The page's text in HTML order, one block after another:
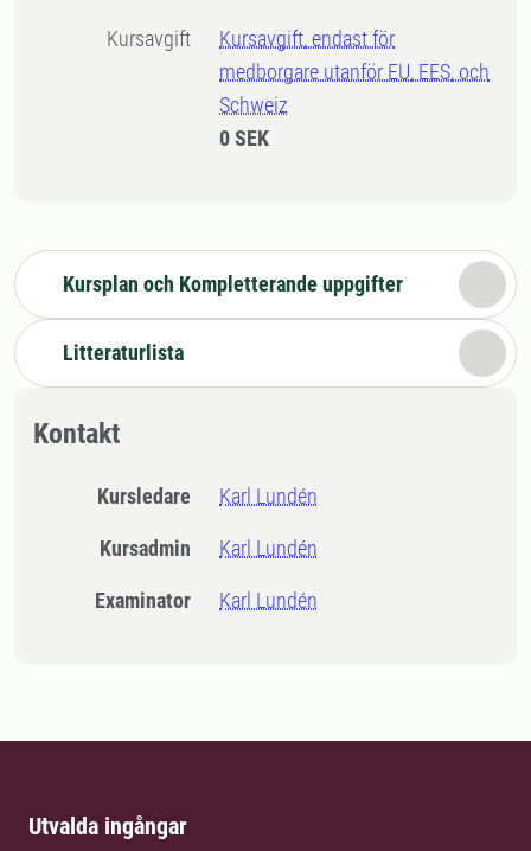
Kursavgift
Kursavgift, endast för
medborgare utanför EU, EES, och
Schweiz
0 SEK
Kursplan och Kompletterande uppgifter
Litteraturlista
Kontakt
Kursledare Karl Lundén
Kursadmin Karl Lundén
Examinator Karl Lundén
Utvalda ingångar